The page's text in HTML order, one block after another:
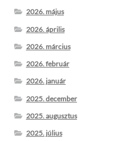
2026. május
2026. április
2026. március
2026. február
2026. január
2025. december
2025. augusztus
2025. július